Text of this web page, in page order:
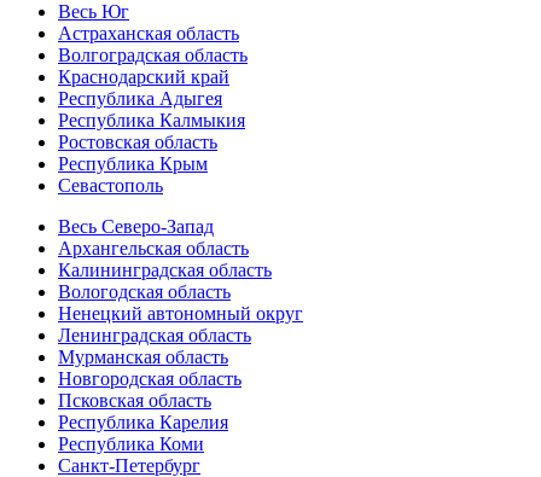
Весь Юг
Астраханская область
Волгоградская область
Краснодарский край
Республика Адыгея
Республика Калмыкия
Ростовская область
Республика Крым
Севастополь
Весь Северо-Запад
Архангельская область
Калининградская область
Вологодская область
Ненецкий автономный округ
Ленинградская область
Мурманская область
Новгородская область
Псковская область
Республика Карелия
Республика Коми
Санкт-Петербург